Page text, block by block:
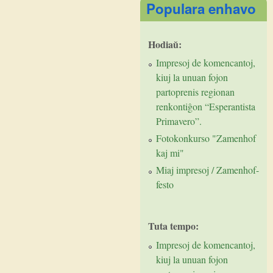
Populara enhavo
Hodiaŭ:
Impresoj de komencantoj,
kiuj la unuan fojon
partoprenis regionan
renkontiĝon “Esperantista
Primavero”.
Fotokonkurso "Zamenhof
kaj mi"
Miaj impresoj / Zamenhof-
festo
Tuta tempo:
Impresoj de komencantoj,
kiuj la unuan fojon